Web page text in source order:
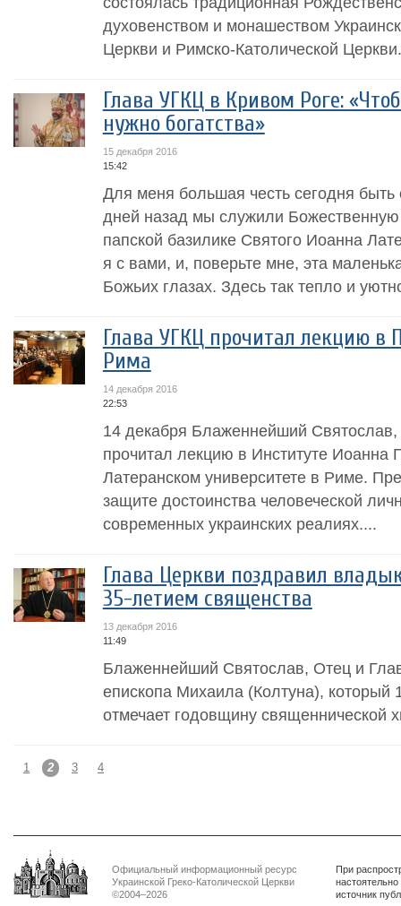
духовенством и монашеством
Церкви и Римско-Католической Церкви.
Глава УГКЦ в Кривом Роге:
нужно богатства»
15 декабря 2016
15:42
Для меня большая честь сегодня
дней назад мы служили
папской базилике Святого Иоанна
я с вами, и, поверьте мне, эта
Божьих глазах. Здесь так тепло и
Глава УГКЦ прочитал лекцию в
Рима
14 декабря 2016
22:53
14 декабря Блаженнейший
прочитал лекцию в Институте Иоанна
Латеранском университете в Риме.
защите достоинства человеческой
современных украинских реалиях....
Глава Церкви поздравил
35-летием священства
13 декабря 2016
11:49
Блаженнейший Святослав, Отец и
епископа Михаила (Колтуна), который
отмечает годовщину священнической
1 2 3 4
Официальный информационный ресурс
Украинской Греко-Католической Церкви
©2004–2026
При
источник